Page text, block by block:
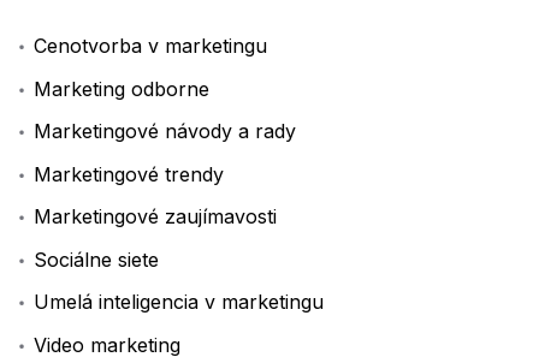
Cenotvorba v marketingu
Marketing odborne
Marketingové návody a rady
Marketingové trendy
Marketingové zaujímavosti
Sociálne siete
Umelá inteligencia v marketingu
Video marketing